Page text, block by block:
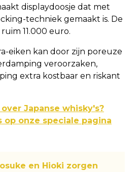
displaydoosje dat met
techniek gemaakt is. De
11.000 euro.
eiken kan door zijn poreuze
veroorzaken,
extra kostbaar en riskant
Japanse whisky's?
op onze speciale pagina
en Hioki zorgen